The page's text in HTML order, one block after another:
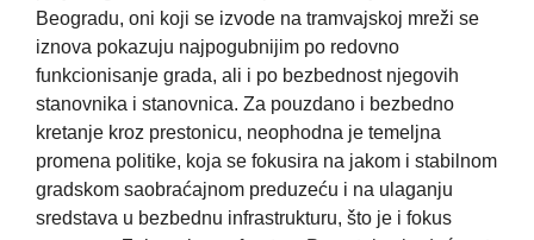
Beogradu, oni koji se izvode na tramvajskoj mreži se
iznova pokazuju najpogubnijim po redovno
funkcionisanje grada, ali i po bezbednost njegovih
stanovnika i stanovnica. Za pouzdano i bezbedno
kretanje kroz prestonicu, neophodna je temeljna
promena politike, koja se fokusira na jakom i stabilnom
gradskom saobraćajnom preduzeću i na ulaganju
sredstava u bezbednu infrastrukturu, što je i fokus